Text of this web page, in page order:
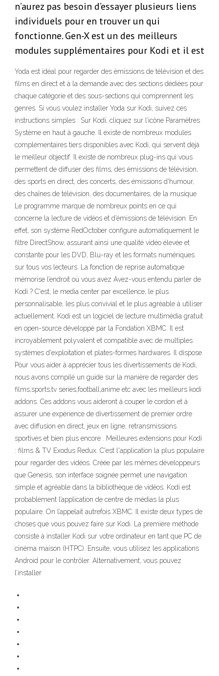
n’aurez pas besoin d’essayer plusieurs liens
individuels pour en trouver un qui
fonctionne. Gen-X est un des meilleurs
modules supplémentaires pour Kodi et il est
Yoda est idéal pour regarder des émissions de télévision et des
films en direct et à la demande avec des sections dédiées pour
chaque catégorie et des sous-sections qui comprennent les
genres. Si vous voulez installer Yoda sur Kodi, suivez ces
instructions simples : Sur Kodi, cliquez sur l’icône Paramètres
Système en haut à gauche. Il existe de nombreux modules
complémentaires tiers disponibles avec Kodi, qui servent déjà
le meilleur objectif. Il existe de nombreux plug-ins qui vous
permettent de diffuser des films, des émissions de télévision,
des sports en direct, des concerts, des émissions d'humour,
des chaînes de télévision, des documentaires, de la musique
Le programme marque de nombreux points en ce qui
concerne la lecture de vidéos et d’émissions de télévision. En
effet, son système RedOctober configure automatiquement le
filtre DirectShow, assurant ainsi une qualité vidéo élevée et
constante pour les DVD, Blu-ray et les formats numériques
sur tous vos lecteurs. La fonction de reprise automatique
mémorise l’endroit où vous avez Avez-vous entendu parler de
Kodi ? C'est, le media center par excellence, le plus
personnalisable, les plus convivial et le plus agréable à utiliser
actuellement. Kodi est un logiciel de lecture multimédia gratuit
en open-source développé par la Fondation XBMC. Il est
incroyablement polyvalent et compatible avec de multiples
systèmes d'exploitation et plates-formes hardwares. Il dispose
Pour vous aider à apprécier tous les divertissements de Kodi,
nous avons compilé un guide sur la manière de regarder des
films,sports,tv series,football,anime etc avec les meilleurs kodi
addons. Ces addons vous aideront à couper le cordon et à
assurer une expérience de divertissement de premier ordre
avec diffusion en direct, jeux en ligne, retransmissions
sportives et bien plus encore . Meilleures extensions pour Kodi
: films & TV Exodus Redux. C'est l'application la plus populaire
pour regarder des vidéos. Créée par les mêmes développeurs
que Genesis, son interface soignée permet une navigation
simple et agréable dans la bibliothèque de vidéos. Kodi est
probablement l’application de centre de médias la plus
populaire. On l’appelait autrefois XBMC. Il existe deux types de
choses que vous pouvez faire sur Kodi. La première méthode
consiste à installer Kodi sur votre ordinateur en tant que PC de
cinéma maison (HTPC). Ensuite, vous utilisez les applications
Android pour le contrôler. Alternativement, vous pouvez
l’installer